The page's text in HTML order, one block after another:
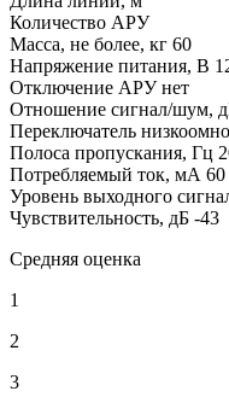
Количество АРУ
Масса, не более, кг 60
Напряжение питания, В
Отключение АРУ нет
Отношение сигнал/шум,
Переключатель
Полоса пропускания, Гц
Потребляемый ток, мА 60
Уровень выходного
Чувствительность, дБ -43
Средняя оценка
1
2
3